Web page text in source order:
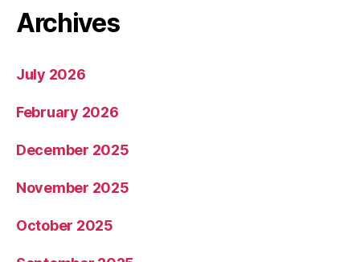
Archives
July 2026
February 2026
December 2025
November 2025
October 2025